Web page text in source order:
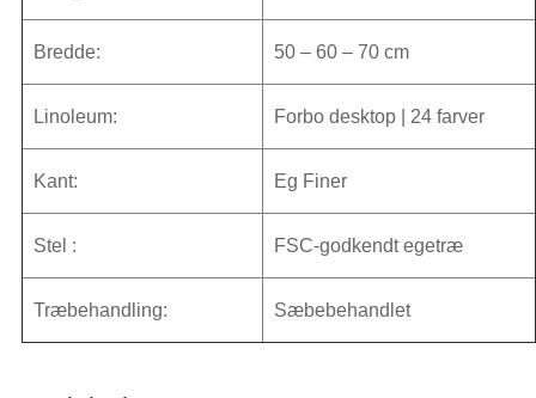
Bredde: 50 – 60 – 70 cm
Linoleum: Forbo desktop | 24 farver
Kant: Eg Finer
Stel : FSC-godkendt egetræ
Træbehandling: Sæbebehandlet